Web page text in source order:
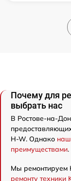
Почему для
выбрать нас
В Ростове-на-
H-W. Однако наш
преимуществами.
Мы ремонтируем
ремонту техники